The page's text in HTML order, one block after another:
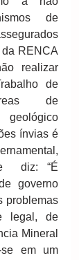
de
RENCA
realizar
de
de
ínvias é
diz: “É
governo
problemas
legal, de
Mineral
se em um